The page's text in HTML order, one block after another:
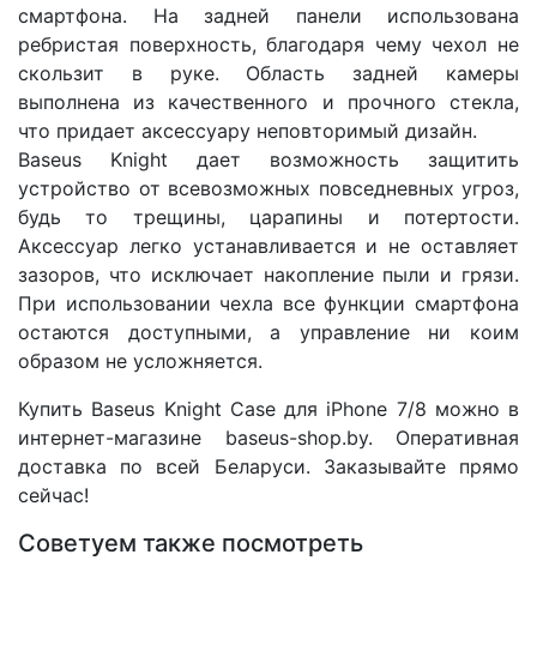
смартфона. На задней панели использована
ребристая поверхность, благодаря чему чехол не
скользит в руке. Область задней камеры
выполнена из качественного и прочного стекла,
что придает аксессуару неповторимый дизайн.
Baseus Knight дает возможность защитить
устройство от всевозможных повседневных угроз,
будь то трещины, царапины и потертости.
Аксессуар легко устанавливается и не оставляет
зазоров, что исключает накопление пыли и грязи.
При использовании чехла все функции смартфона
остаются доступными, а управление ни коим
образом не усложняется.
Купить Baseus Knight Case для iPhone 7/8 можно в
интернет-магазине baseus-shop.by. Оперативная
доставка по всей Беларуси. Заказывайте прямо
сейчас!
Советуем также посмотреть